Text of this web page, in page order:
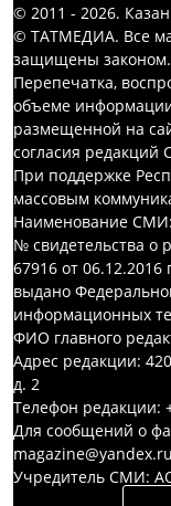
© 2011 - 2026.
© ТАТМЕДИА. Все
защищены законом.
Перепечатка,
объеме
размещенной на
согласия редакций
При поддержке
массовым
Наименование
№ свидетельства о
67916 от 06.12.2016
выдано
информационных
ФИО главного
Адрес редакции:
д. 2
Телефон редакции:
Для сообщений о
magazine@yandex.ru
Учредитель СМИ: